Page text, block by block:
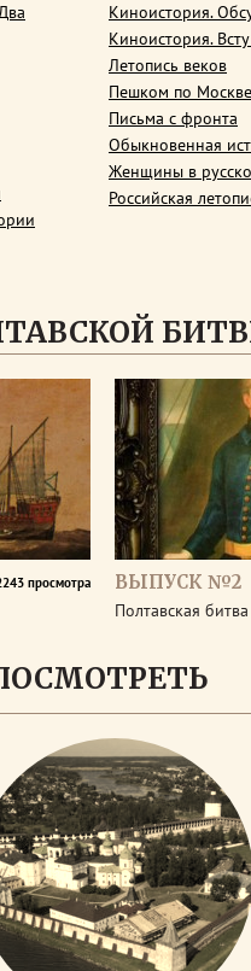
Киноистория.
Киноистория.
Летопись веков
Пешком по Москве
Письма с фронта
Обыкновенная
Женщины в
Российская
просмотра ВЫПУСК №2
Полтавская битва